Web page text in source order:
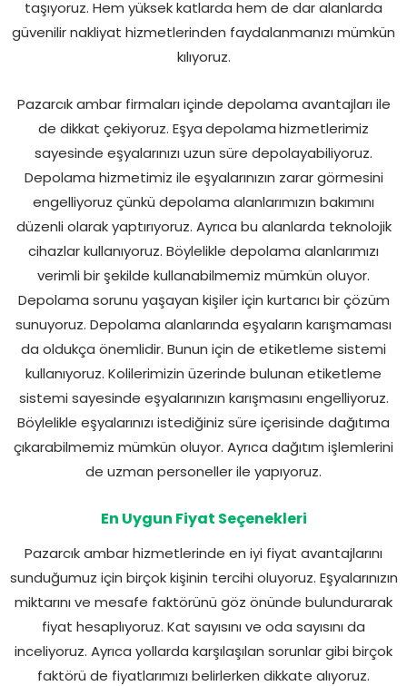
taşıyoruz. Hem yüksek katlarda hem de dar alanlarda
güvenilir nakliyat hizmetlerinden faydalanmanızı mümkün
kılıyoruz.
Pazarcık ambar firmaları içinde depolama avantajları ile
de dikkat çekiyoruz. Eşyadepolamahizmetlerimiz
sayesinde eşyalarınızı uzun süre depolayabiliyoruz.
Depolama hizmetimiz ile eşyalarınızın zarar görmesini
engelliyoruz çünkü depolama alanlarımızın bakımını
düzenli olarak yaptırıyoruz. Ayrıca bu alanlarda teknolojik
cihazlar kullanıyoruz. Böylelikle depolama alanlarımızı
verimli bir şekilde kullanabilmemiz mümkün oluyor.
Depolama sorunu yaşayan kişiler için kurtarıcı bir çözüm
sunuyoruz. Depolama alanlarında eşyaların karışmaması
da oldukça önemlidir. Bunun için de etiketleme sistemi
kullanıyoruz. Kolilerimizin üzerinde bulunan etiketleme
sistemi sayesinde eşyalarınızın karışmasını engelliyoruz.
Böylelikle eşyalarınızı istediğiniz süre içerisinde dağıtıma
çıkarabilmemiz mümkün oluyor. Ayrıca dağıtım işlemlerini
de uzman personeller ile yapıyoruz.
En Uygun Fiyat Seçenekleri
Pazarcık ambar hizmetlerinde en iyi fiyat avantajlarını
sunduğumuz için birçok kişinin tercihi oluyoruz. Eşyalarınızın
miktarını ve mesafe faktörünü göz önünde bulundurarak
fiyat hesaplıyoruz. Kat sayısını ve oda sayısını da
inceliyoruz. Ayrıca yollarda karşılaşılan sorunlar gibi birçok
faktörü de fiyatlarımızı belirlerken dikkate alıyoruz.